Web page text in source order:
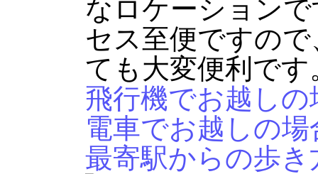
なロケーション
セス至便ですの
ても大変便利です
飛行機でお越しの
電車でお越しの場
最寄駅からの歩き